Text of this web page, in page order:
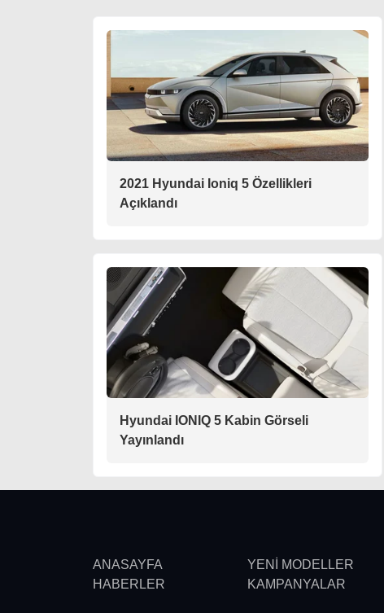
2021 Hyundai Ioniq 5 Özellikleri
Açıklandı
Hyundai IONIQ 5 Kabin Görseli
Yayınlandı
ANASAYFA
HABERLER
YENİ MODELLER
KAMPANYALAR